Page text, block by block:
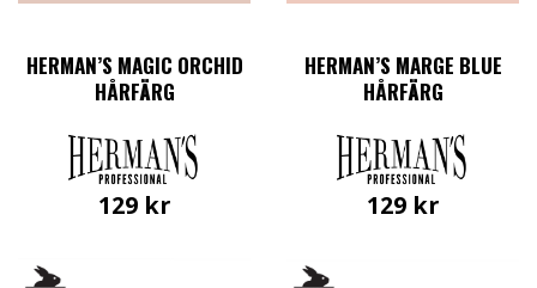
HERMAN’S MAGIC ORCHID
HÅRFÄRG
129 kr
HERMAN’S MARGE BLUE
HÅRFÄRG
129 kr